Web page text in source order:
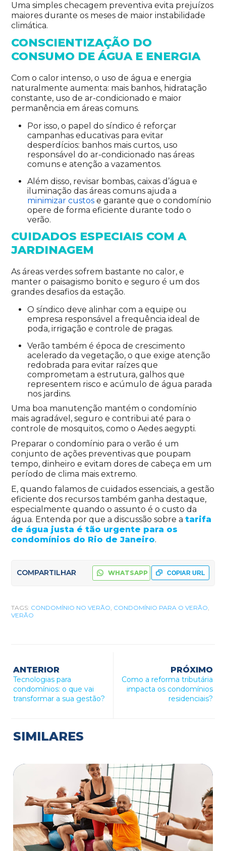
Uma simples checagem preventiva evita prejuízos
maiores durante os meses de maior instabilidade
climática.
CONSCIENTIZAÇÃO DO
CONSUMO DE ÁGUA E ENERGIA
Com o calor intenso, o uso de água e energia
naturalmente aumenta: mais banhos, hidratação
constante, uso de ar-condicionado e maior
permanência em áreas comuns.
Por isso, o papel do síndico é reforçar
campanhas educativas para evitar
desperdícios: banhos mais curtos, uso
responsável do ar-condicionado nas áreas
comuns e atenção a vazamentos.
Além disso, revisar bombas, caixas d’água e
iluminação das áreas comuns ajuda a
minimizar custos e garante que o condomínio
opere de forma eficiente durante todo o
verão.
CUIDADOS ESPECIAIS COM A
JARDINAGEM
As áreas verdes sofrem bastante no calor, e
manter o paisagismo bonito e seguro é um dos
grandes desafios da estação.
O síndico deve alinhar com a equipe ou
empresa responsável a frequência ideal de
poda, irrigação e controle de pragas.
Verão também é época de crescimento
acelerado da vegetação, o que exige atenção
redobrada para evitar raízes que
comprometam a estrutura, galhos que
representem risco e acúmulo de água parada
nos jardins.
Uma boa manutenção mantém o condomínio
mais agradável, seguro e contribui até para o
controle de mosquitos, como o Aedes aegypti.
Preparar o condomínio para o verão é um
conjunto de ações preventivas que poupam
tempo, dinheiro e evitam dores de cabeça em um
período de clima mais extremo.
E, quando falamos de cuidados essenciais, a gestão
eficiente dos recursos também ganha destaque,
especialmente quando o assunto é o custo da
água. Entenda por que a discussão sobre atarifa
de água justa é tão urgente para os
condomínios do Rio de Janeiro.
COMPARTILHAR COPIAR URL
WHATSAPP
TAGS: CONDOMÍNIO NO VERÃO, CONDOMÍNIO PARA O VERÃO,
VERÃO
ANTERIOR
Tecnologias para
condomínios: o que vai
transformar a sua gestão?
PRÓXIMO
Como a reforma tributária
impacta os condomínios
residenciais?
SIMILARES